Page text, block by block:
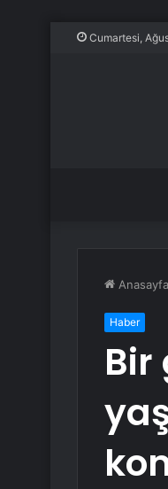
Cumartesi,
Anasayfa
Haber